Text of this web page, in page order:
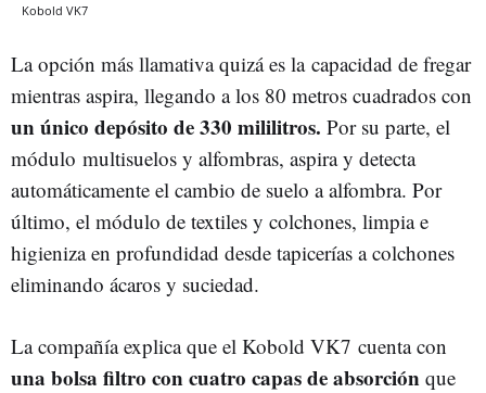
Kobold VK7
La opción más llamativa quizá es la capacidad de fregar
mientras aspira, llegando a los 80 metros cuadrados con
un único depósito de 330 mililitros. Por su parte, el
módulo multisuelos y alfombras, aspira y detecta
automáticamente el cambio de suelo a alfombra. Por
último, el módulo de textiles y colchones, limpia e
higieniza en profundidad desde tapicerías a colchones
eliminando ácaros y suciedad.
La compañía explica que el Kobold VK7 cuenta con
una bolsa filtro con cuatro capas de absorción que